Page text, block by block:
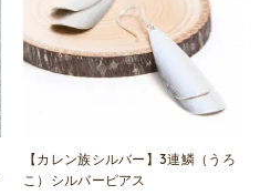
【カレン族シルバー】3連鱗（うろ
こ）シルバーピアス